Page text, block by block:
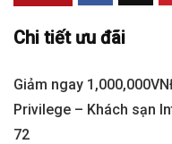
Chi tiết ưu đãi
Giảm ngay
Privilege – Khách sạn
72